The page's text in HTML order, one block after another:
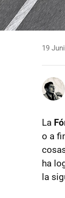
19
La
o a
ha
la